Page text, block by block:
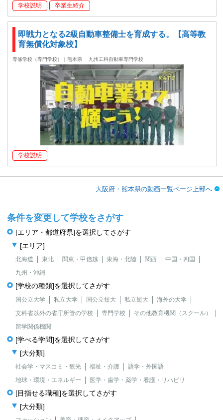
学校説明 卒業生紹介
即戦力となる2級自動車整備士を育成する。【高等教
育無償化対象校】
専修学校（専門学校）｜熊本県 九州工科自動車専門学校
学校説明
大阪府・熊本県の動画一覧ページ上部へ
条件を変更して学校をさがす
[エリア・都道府県]を選択してさがす
[エリア]
北海道 東北 関東・甲信越 東海・北陸 関西
中国・四国
九州・沖縄
[学校の種類]を選択してさがす
国公立大学 私立大学 国公立短大 私立短大
海外の大学
文科省以外の省庁所管の学校
専門学校
その他教育機関（スクール）
留学関係機関
[学べる学問]を選択してさがす
[大分類]
社会学・マスコミ・観光 福祉・介護
語学・外国語
地球・環境・エネルギー
医学・歯学・薬学・看護・リハビリ
[目指せる職種]を選択してさがす
[大分類]